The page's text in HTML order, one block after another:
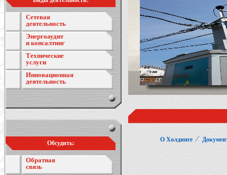
Сетевая
деятельность
Энергоаудит
и консалтинг
Технические
услуги
Инновационная
деятельность
Обсудить:
Обратная
связь
О Холдинге ⁄